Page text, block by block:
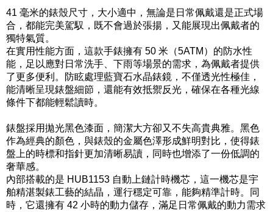
41 毫米的錶殼尺寸，大小適中，無論是日常佩戴還是正式場
合，都能完美駕馭，既不會過於張揚，又能展現出佩戴者的
獨特氣質。
在實用性能方面，這款手錶擁有 50 米（5ATM）的防水性
能，足以應對日常洗手、下雨等場景的需求，為佩戴者提供
了更多便利。防眩處理藍寶石水晶錶鏡，不僅透光性極佳，
能清晰呈現錶盤細節，還能有效抵禦反光，確保在各種光線
條件下都能輕鬆讀時。
錶盤採用拋光黑色漆面，簡潔大方卻又不失高貴典雅。黑色
作為經典的顏色，與錶殼的金屬色澤形成鮮明對比，使得錶
盤上的時標和指針更加清晰易讀，同時也增添了一份低調的
奢華感。
內部搭載的是 HUB1153 自動上鏈計時機芯，這一機芯是宇
舶精湛製錶工藝的結晶，運行穩定可靠，能夠精準計時。同
時，它還擁有 42 小時的動力儲存，滿足日常佩戴的動力需求